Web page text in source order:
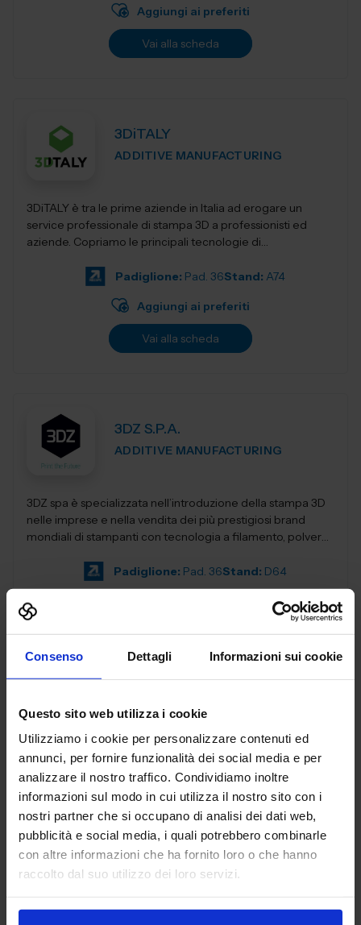
Consenso Dettagli Informazioni sui cookie
Questo sito web utilizza i cookie
Utilizziamo i cookie per personalizzare contenuti ed
annunci, per fornire funzionalità dei social media e per
analizzare il nostro traffico. Condividiamo inoltre
informazioni sul modo in cui utilizza il nostro sito con i
nostri partner che si occupano di analisi dei dati web,
pubblicità e social media, i quali potrebbero combinarle
con altre informazioni che ha fornito loro o che hanno
raccolto dal suo utilizzo dei loro servizi.
Aggiungi ai preferiti
Vai alla scheda
3DiTALY
ADDITIVE MANUFACTURING
3DiTALY è tra le prime aziende in Italia ad erogare un
service professionale di stampa 3D a professionisti ed
aziende. Copriamo le principali tecnologie di
Padiglione: Pad. 36Stand: A74
Aggiungi ai preferiti
Vai alla scheda
3DZ S.P.A.
ADDITIVE MANUFACTURING
3DZ spa è specializzata nell’introduzione della stampa 3D
nelle imprese e nella vendita dei più prestigiosi brand
mondiali di stampanti con tecnologia a filamento, polvere,
Padiglione: Pad. 36Stand: D64
Vai alla scheda
AG TECHNIK SRL
MACCHINE UTENSILI
Padiglione:Pad. 16 Stand:D44
Aggiungi ai preferiti
Vai alla scheda